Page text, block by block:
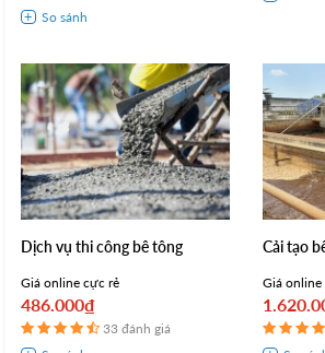
Dịch vụ thi công bê tông
Giá online cực rẻ
486.000₫
33 đánh giá
Cải tạo
Giá online